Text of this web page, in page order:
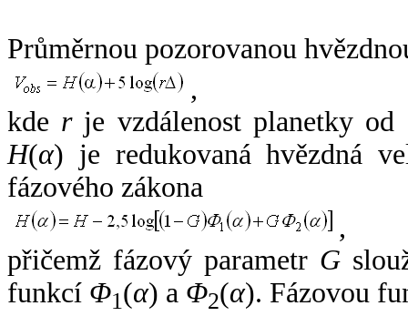
Průměrnou pozorovanou
,
kde rje vzdálenost planetky od
H(α) je redukovaná hvězdná
fázového zákona
,
přičemž fázový parametr G
funkcí Φ1(α) a Φ2(α). Fázovou